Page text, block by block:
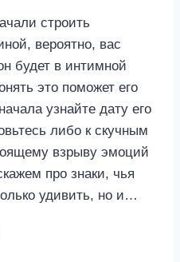
строить
вероятно, вас
будет в интимной
это поможет его
узнайте дату его
либо к скучным
взрыву эмоций
про знаки, чья
удивить, но и…